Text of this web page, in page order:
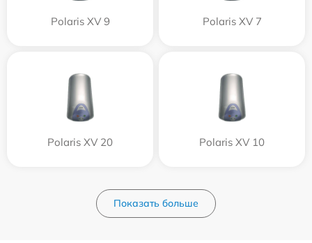
Polaris XV 9 Polaris XV 7
Polaris XV 20 Polaris XV 10
Показать больше